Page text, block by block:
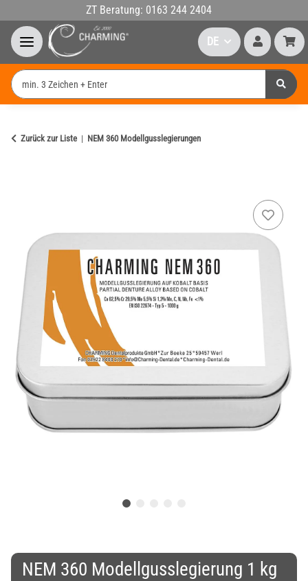
ZT Beratung: 0163 244 2404
DE
Zurück zur Liste NEM 360 Modellgusslegierungen
NEM 360 Modellgusslegierung 1 kg